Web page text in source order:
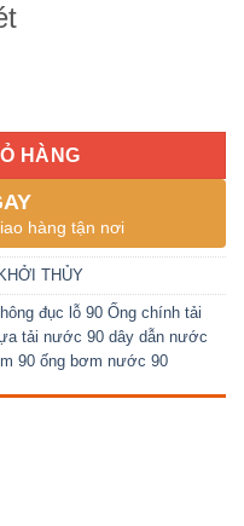
bơm nước 90 Dây dẫn
HÀNG
hàng tận nơi
THỦY
đục lỗ 90 Ống chính tải
tải nước 90 dây dẫn nước
90 ống bơm nước 90